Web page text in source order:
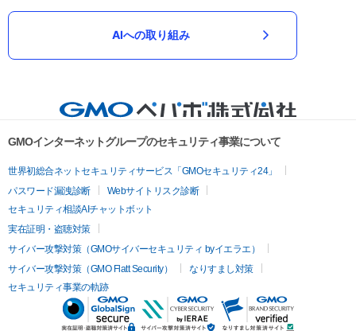
AIへの取り組み
GMOインターネットグループのセキュリティ事業について
世界初総合ネットセキュリティサービス「GMOセキュリティ24」
パスワード漏洩診断
Webサイトリスク診断
セキュリティ相談AIチャットボット
実在証明・盗聴対策
サイバー攻撃対策（GMOサイバーセキュリティ byイエラエ）
サイバー攻撃対策（GMO Flatt Security）
なりすまし対策
セキュリティ事業の軌跡